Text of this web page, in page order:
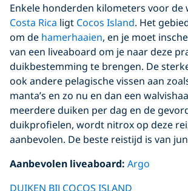
Enkele honderden kilometers voor de
Costa Rica ligt Cocos Island. Het
om de hamerhaaien, en je moet
van een liveaboard om je naar deze
duikbestemming te brengen. De
ook andere pelagische vissen aan
manta’s en zo nu en dan een
meerdere duiken per dag en de
duikprofielen, wordt nitrox op deze
aanbevolen. De beste reistijd is van
Aanbevolen liveaboard: Argo
DUIKEN BIJ COCOS ISLAND